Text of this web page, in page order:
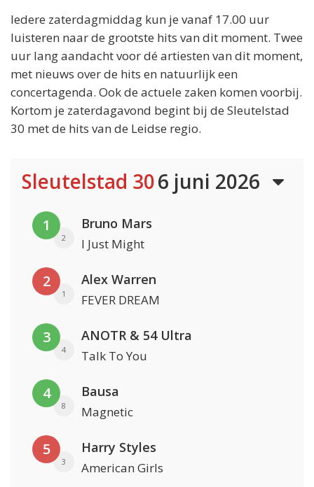
Iedere zaterdagmiddag kun je vanaf 17.00 uur
luisteren naar de grootste hits van dit moment. Twee
uur lang aandacht voor dé artiesten van dit moment,
met nieuws over de hits en natuurlijk een
concertagenda. Ook de actuele zaken komen voorbij.
Kortom je zaterdagavond begint bij de Sleutelstad
30 met de hits van de Leidse regio.
Sleutelstad 306 juni 2026
1
2
Bruno Mars
I Just Might
2
1
Alex Warren
FEVER DREAM
3
4
ANOTR & 54 Ultra
Talk To You
4
8
Bausa
Magnetic
5
3
Harry Styles
American Girls